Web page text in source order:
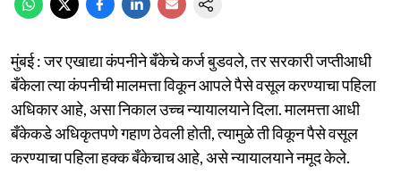
मुंबई : जर एखाद्या कंपनीने बँकेचे कर्ज बुडवले, तर सरकारी जप्तीआधी
बँकेला त्या कंपनीची मालमत्ता विकून आपले पैसे वसूल करण्याचा पहिला
अधिकार आहे, असा निकाल उच्च न्यायालयाने दिला. मालमत्ता आधी
बँकेकडे अधिकृतपणे गहाण ठेवली होती, त्यामुळे ती विकून पैसे वसूल
करण्याचा पहिला हक्क बँकेचाच आहे, असे न्यायालयाने नमूद केले.